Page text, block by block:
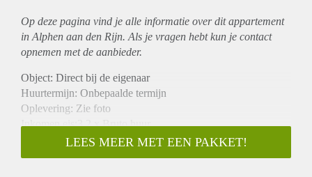
Op deze pagina vind je alle informatie over ditappartement
in Alphen aan den Rijn. Als je vragen hebt kun je contact
opnemen met de aanbieder.
Object: Direct bij de eigenaar
Huurtermijn: Onbepaalde termijn
Oplevering: Zie foto
Inkomen eis:3,2 x Bruto huur
Garantiestelling mogelijk: Ja
Borg: 1 Maand
LEES MEER MET EEN PAKKET!